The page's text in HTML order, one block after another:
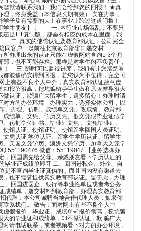
趣就请联系我们，我们会给到您的回报！ ★真
理，终身受益（本信息长期有效） 实在办事，
学子及有需要的人士在事业上跨过这道门槛！
留学生朋友】： 一. 本行业市场混乱，不要只
还是1:1复制版，都会有相应的成本在里面，我
二. 真实的使馆认证及教育部认证，公司完全
同客户一起前往北京教育部窗口递交材
所办理出来的认证只能在虚假网站查询1-3个月
部，也不可能存档。那样是对学生的不负责任，
！ 三. 随时可以监视进度，我们会让您清楚看
都能够确实得到回报，若您认为不值得，完全可
上有些不良个人中介，真实教育部认证故意虚
却报价很高，挖坑骗留学学生做和原版差异很大
做认证，欺骗广大留学生，请多留心！办理时请
对方的办公环境，办理实力，选择实体公司，以
、办理、仿制、成绩单文凭、改成绩、教育部
成绩单、文凭、学历文凭、假文凭假毕业证假学
、仿制学位证书、毕业证文凭 、文凭毕业证、
馆认证、使馆证明、使馆留学回国人员证明、
文凭认证 学位认证、留学生学历认证、留学生
、美国文凭学历、澳洲文凭学历、加拿大文凭学
微信：55119047 【业务选择办
，回国需先给父母、亲戚朋友看下学历认证的
毕业证成绩单即可 二、回国进私企、外企、自
是不查询毕业证真伪的，而且国内没有渠道去
，也不需要提供真实教育部认证。鉴于此，办理
、回国进国企、银行等事业性单位或者考公务
成绩单，递交材料到教育部，办理真实教育部
代理：本公司诚聘当地合作代理人员，如果你
联系我们。 敬告：面对网上有些不良个人中
虚假报价，毕业证、成绩单却报价很高，挖坑骗
大的毕业证和成绩单，却不做认证，欺 骗广大
时请电话联系，或者视频看下对方的办公环境，